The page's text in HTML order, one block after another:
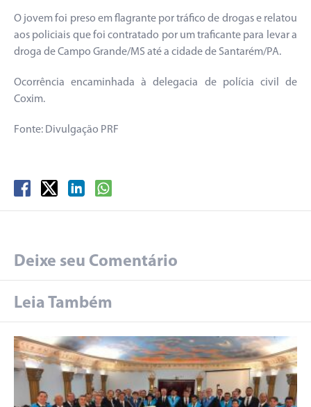
O jovem foi preso em flagrante por tráfico de drogas e relatou
aos policiais que foi contratado por um traficante para levar a
droga de Campo Grande/MS até a cidade de Santarém/PA.
Ocorrência encaminhada à delegacia de polícia civil de
Coxim.
Fonte: Divulgação PRF
Deixe seu Comentário
Leia Também